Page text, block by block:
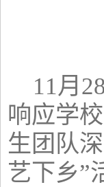
11月
响应学
生团队
艺下乡”